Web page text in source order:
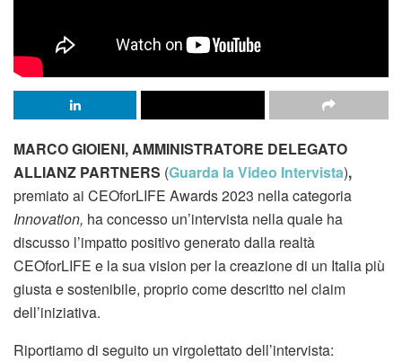
MARCO GIOIENI, AMMINISTRATORE DELEGATO
ALLIANZ PARTNERS (Guarda la Video Intervista),
premiato ai CEOforLIFE Awards 2023 nella categoria
Innovation, ha concesso un’intervista nella quale ha
discusso l’impatto positivo generato dalla realtà
CEOforLIFE e la sua vision per la creazione di un Italia più
giusta e sostenibile, proprio come descritto nel claim
dell’iniziativa.
Riportiamo di seguito un virgolettato dell’intervista: